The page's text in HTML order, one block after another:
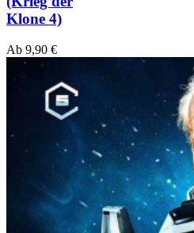
Klone 4)
Ab 9,90 €